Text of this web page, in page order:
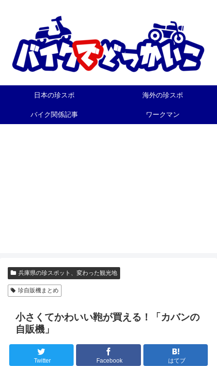
日本の珍スポ 海外の珍スポ
バイク関係記事 ワークマン
兵庫県の珍スポット、変わった観光地
珍自販機まとめ
小さくてかわいい鞄が買える！「カバンの
自販機」
Twitter Facebook はてブ